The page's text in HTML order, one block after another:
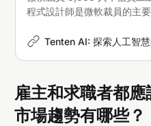
程式設計師是微軟裁員的主
Tenten AI: 探索人工智
雇主和求職者都
市場趨勢有哪些？